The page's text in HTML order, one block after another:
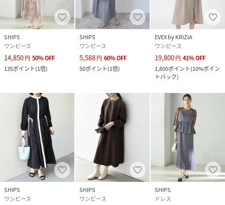
SHIPS
ワンピース
14,850円 50%OFF
135ポイント(1倍)
SHIPS
ワンピース
5,588円 60%OFF
50ポイント(1倍)
EVEX by KRIZIA
ワンピース
19,800円 41%OFF
1,800ポイント(10%ポイン
トバック)
SHIPS
ワンピース
SHIPS
ワンピース
SHIPS
ドレス